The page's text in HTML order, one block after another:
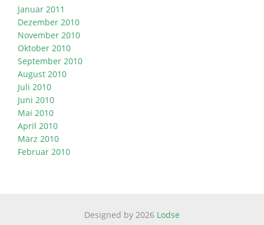
Januar 2011
Dezember 2010
November 2010
Oktober 2010
September 2010
August 2010
Juli 2010
Juni 2010
Mai 2010
April 2010
März 2010
Februar 2010
Designed by 2026 Lodse